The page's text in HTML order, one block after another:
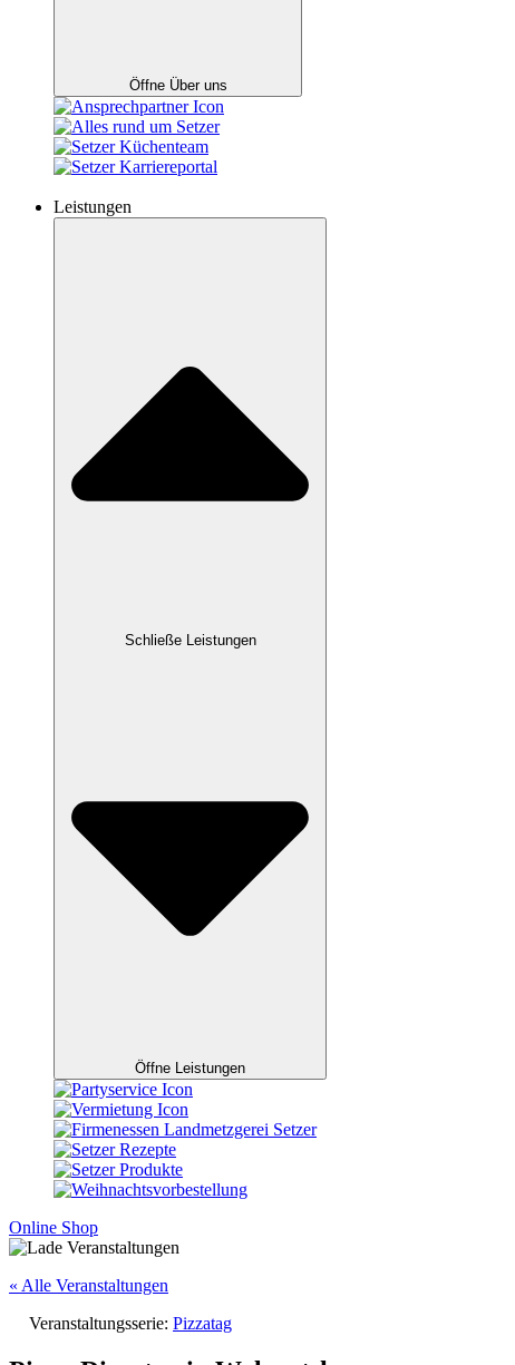
Öffne Über uns
Leistungen
Schließe Leistungen
Öffne Leistungen
Online Shop
« Alle Veranstaltungen
Veranstaltungsserie: Pizzatag